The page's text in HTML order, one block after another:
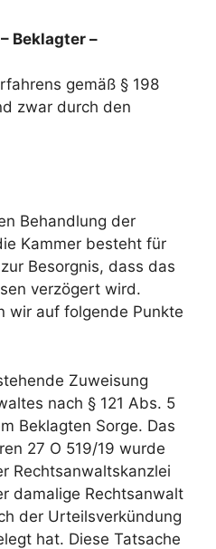
– Beklagter –
gemäß § 198
zwar durch den
Behandlung der
Kammer besteht für
Besorgnis, dass das
verzögert wird.
wir auf folgende Punkte
Zuweisung
nach § 121 Abs. 5
Beklagten Sorge. Das
27 O 519/19 wurde
Rechtsanwaltskanzlei
damalige Rechtsanwalt
der Urteilsverkündung
hat. Diese Tatsache